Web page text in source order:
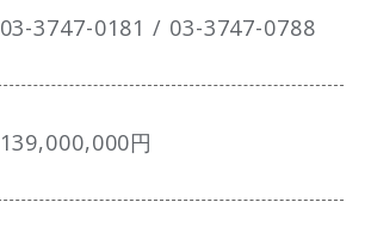
03-3747-0181 / 03-3747-0788
139,000,000円